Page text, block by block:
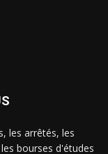
les arrêtés, les
bourses d'études